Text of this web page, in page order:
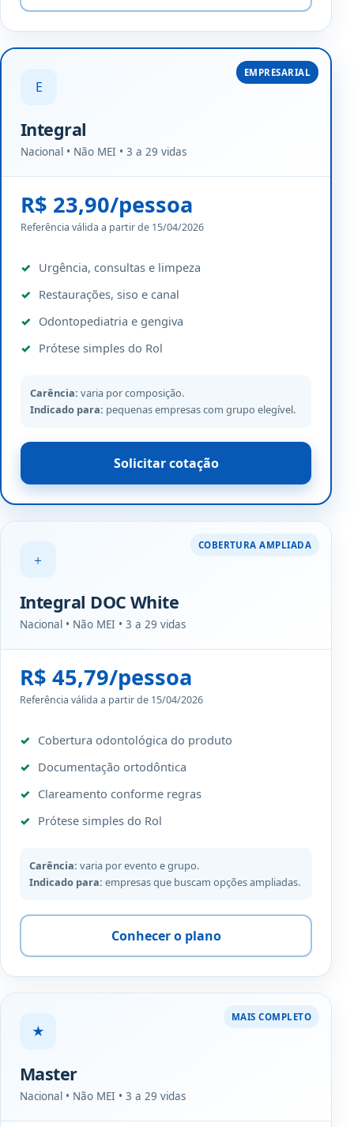
EMPRESARIAL
E
Integral
Nacional • Não MEI • 3 a 29 vidas
R$ 23,90/pessoa
Referência válida a partir de 15/04/2026
Urgência, consultas e limpeza
Restaurações, siso e canal
Odontopediatria e gengiva
Prótese simples do Rol
Carência: varia por composição.
Indicado para: pequenas empresas com grupo elegível.
Solicitar cotação
COBERTURA AMPLIADA
＋
Integral DOC White
Nacional • Não MEI • 3 a 29 vidas
R$ 45,79/pessoa
Referência válida a partir de 15/04/2026
Cobertura odontológica do produto
Documentação ortodôntica
Clareamento conforme regras
Prótese simples do Rol
Carência: varia por evento e grupo.
Indicado para: empresas que buscam opções ampliadas.
Conhecer o plano
MAIS COMPLETO
★
Master
Nacional • Não MEI • 3 a 29 vidas